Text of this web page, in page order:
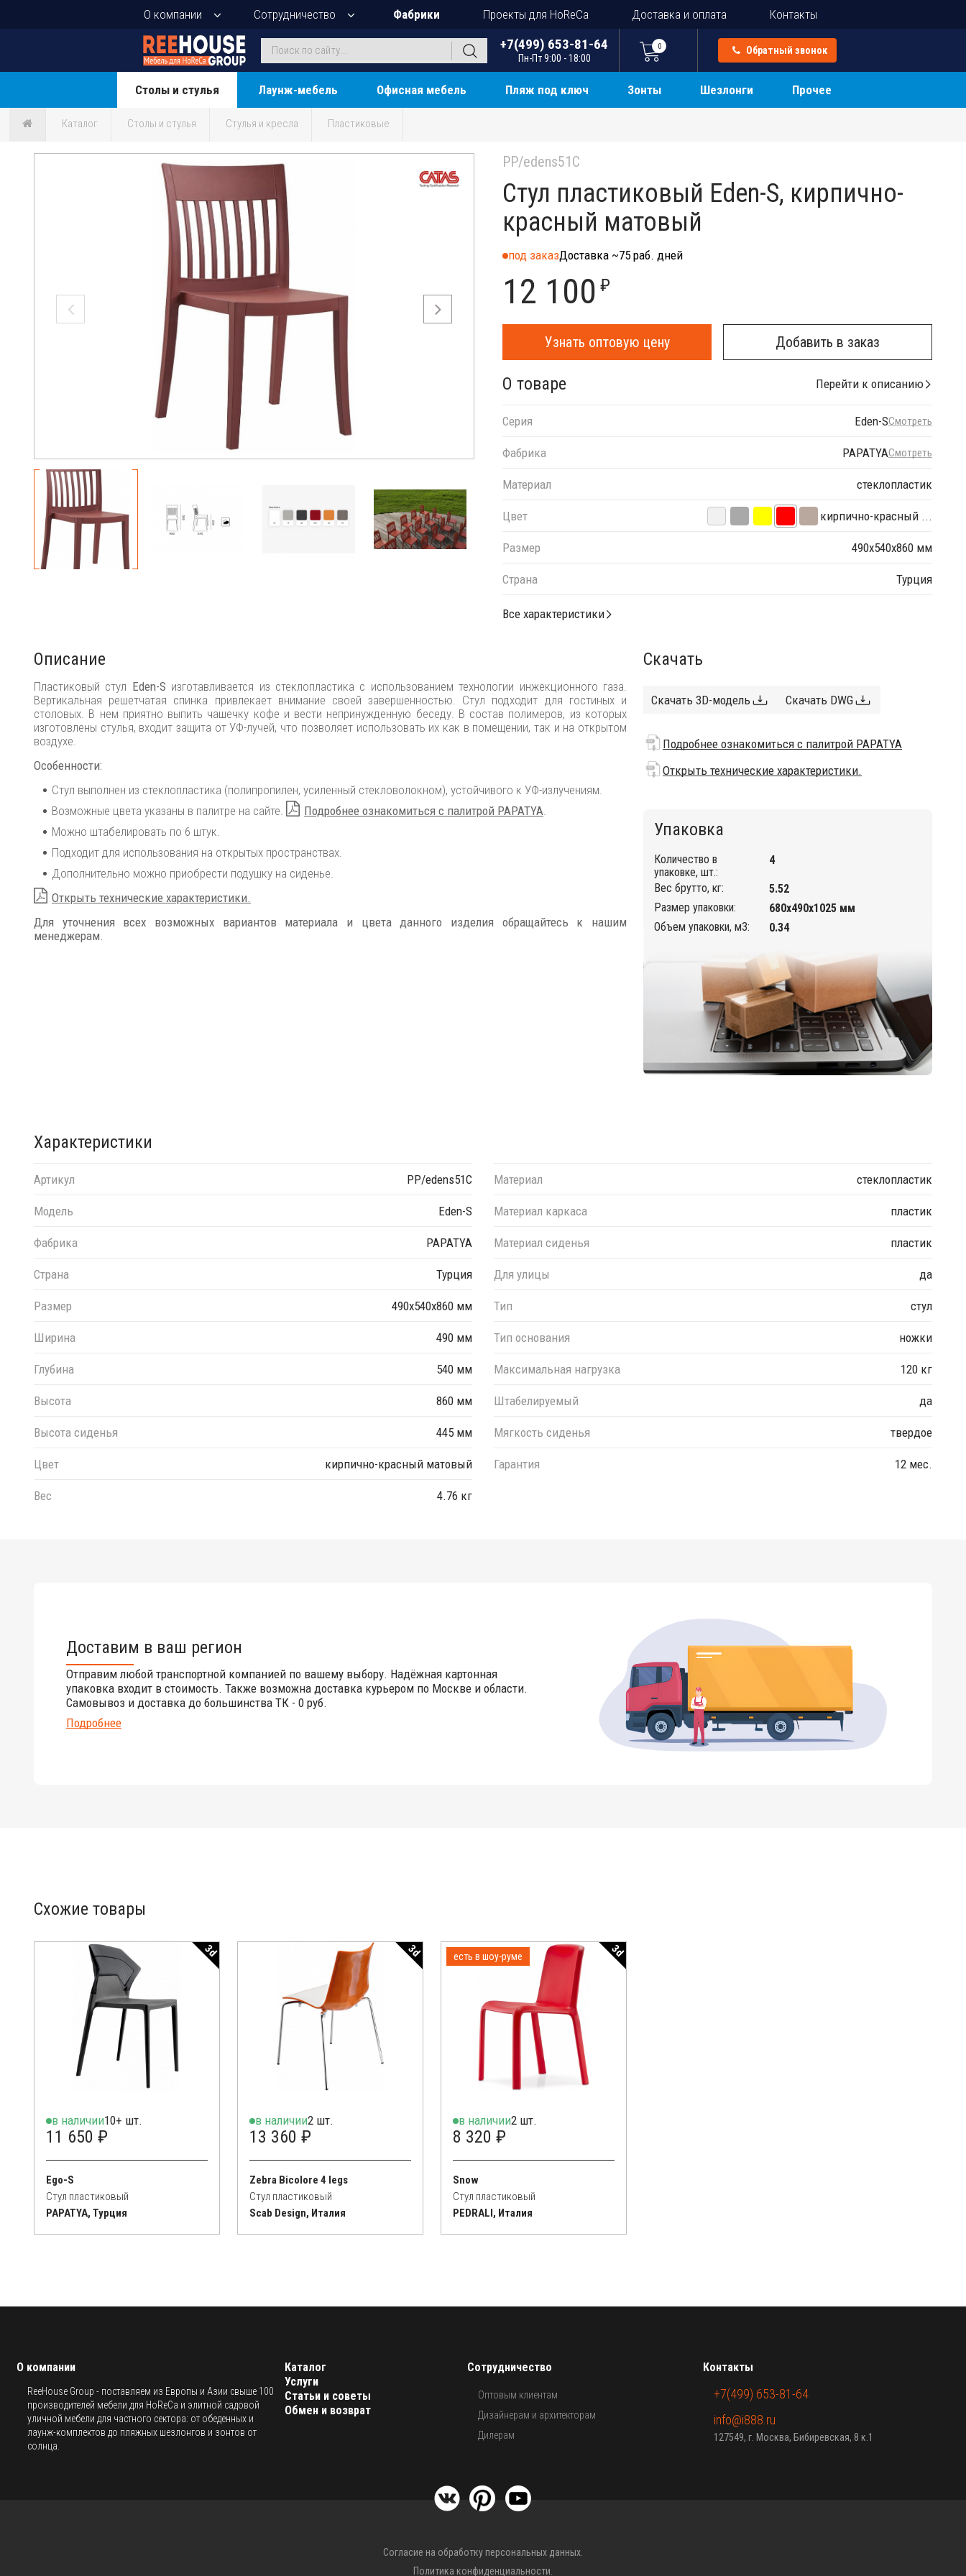
О компании Сотрудничество Фабрики Проекты для HoReCa Доставка и оплата Контакты
+7(499) 653-81-64
Пн-Пт 9:00 - 18:00
0 Обратный звонок
Столы и стулья Лаунж-мебель Офисная мебель Пляж под ключ Зонты Шезлонги Прочее
Каталог Столы и стулья Стулья и кресла Пластиковые
PP/edens51C
Стул пластиковый Eden-S, кирпично-
красный матовый
под заказДоставка ~75 раб. дней
12 100 ₽
Узнать оптовую цену Добавить в заказ
О товаре Перейти к описанию
Серия Eden-SСмотреть
Фабрика PAPATYAСмотреть
Материал стеклопластик
Цвет кирпично-красный ...
Размер 490х540х860 мм
Страна Турция
Все характеристики
Описание
Пластиковый стул Eden-S изготавливается из стеклопластика с использованием технологии инжекционного газа.
Вертикальная решетчатая спинка привлекает внимание своей завершенностью. Стул подходит для гостиных и
столовых. В нем приятно выпить чашечку кофе и вести непринужденную беседу. В состав полимеров, из которых
изготовлены стулья, входит защита от УФ-лучей, что позволяет использовать их как в помещении, так и на открытом
воздухе.
Особенности:
Стул выполнен из стеклопластика (полипропилен, усиленный стекловолокном), устойчивого к УФ-излучениям.
Возможные цвета указаны в палитре на сайте.
Подробнее ознакомиться с палитрой PAPATYA.
Можно штабелировать по 6 штук.
Подходит для использования на открытых пространствах.
Дополнительно можно приобрести подушку на сиденье.
Открыть технические характеристики.
Для уточнения всех возможных вариантов материала и цвета данного изделия обращайтесь к нашим
менеджерам.
Скачать
Скачать 3D-модель Скачать DWG
Подробнее ознакомиться с палитрой PAPATYA
Открыть технические характеристики.
Упаковка
Количество в
упаковке, шт.:
4
Вес брутто, кг:
5.52
Размер упаковки:
680х490х1025 мм
Объем упаковки, м3:
0.34
Характеристики
Артикул PP/edens51C
Модель Eden-S
Фабрика PAPATYA
Страна Турция
Размер 490х540х860 мм
Ширина 490 мм
Глубина 540 мм
Высота 860 мм
Высота сиденья 445 мм
Цвет кирпично-красный матовый
Вес 4.76 кг
Материал стеклопластик
Материал каркаса пластик
Материал сиденья пластик
Для улицы да
Тип стул
Тип основания ножки
Максимальная нагрузка 120 кг
Штабелируемый да
Мягкость сиденья твердое
Гарантия 12 мес.
Доставим в ваш регион
Отправим любой транспортной компанией по вашему выбору. Надёжная картонная
упаковка входит в стоимость. Также возможна доставка курьером по Москве и области.
Самовывоз и доставка до большинства ТК - 0 руб.
Подробнее
Схожие товары
3d
в наличии10+ шт.
11 650 ₽
Ego-S
Стул пластиковый
PAPATYA, Турция
3d
в наличии2 шт.
13 360 ₽
Zebra Bicolore 4 legs
Стул пластиковый
Scab Design, Италия
есть в шоу-руме 3d
в наличии2 шт.
8 320 ₽
Snow
Стул пластиковый
PEDRALI, Италия
О компании
ReeHouse Group - поставляем из Европы и Азии свыше 100
производителей мебели для HoReCa и элитной садовой
уличной мебели для частного сектора: от обеденных и
лаунж-комплектов до пляжных шезлонгов и зонтов от
солнца.
Каталог
Услуги
Статьи и советы
Обмен и возврат
Сотрудничество
Оптовым клиентам
Дизайнерам и архитекторам
Дилерам
Контакты
+7(499) 653-81-64
info@i888.ru
127549, г. Москва, Бибиревская, 8 к.1
Согласие на обработку персональных данных.
Политика конфиденциальности.